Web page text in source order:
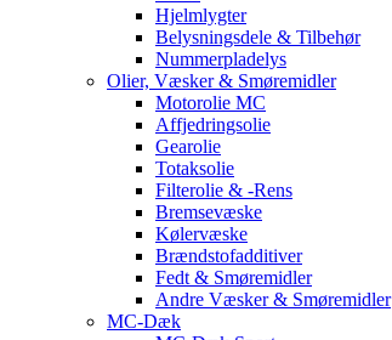
Hjelmlygter
Belysningsdele & Tilbehør
Nummerpladelys
Olier, Væsker & Smøremidler
Motorolie MC
Affjedringsolie
Gearolie
Totaksolie
Filterolie & -Rens
Bremsevæske
Kølervæske
Brændstofadditiver
Fedt & Smøremidler
Andre Væsker & Smøremidler
MC-Dæk